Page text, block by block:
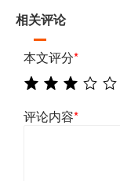
相关评论
本文评分*
评论内容*